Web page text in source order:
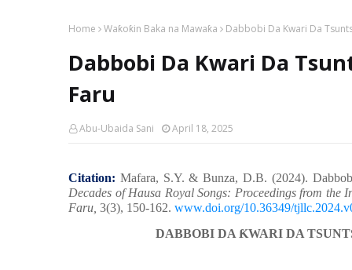
Home Waƙoƙin Baka na Mawaƙa Dabbobi Da Kwari Da
Dabbobi Da Kwari Da
Faru
Abu-Ubaida Sani April 18, 2025
Citation: Mafara, S.Y. & Bunza, D.B. (2024).
Decades of Hausa Royal Songs: Proceedings from the
Faru, 3(3), 150-162. www.doi.org/10.36349/
DABBOBI DA ƘWARI DA